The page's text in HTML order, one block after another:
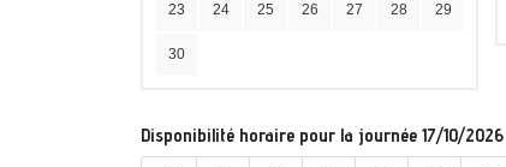
23 24 25 26 27 28 29
30
Disponibilité horaire pour la journée 17/10/2026